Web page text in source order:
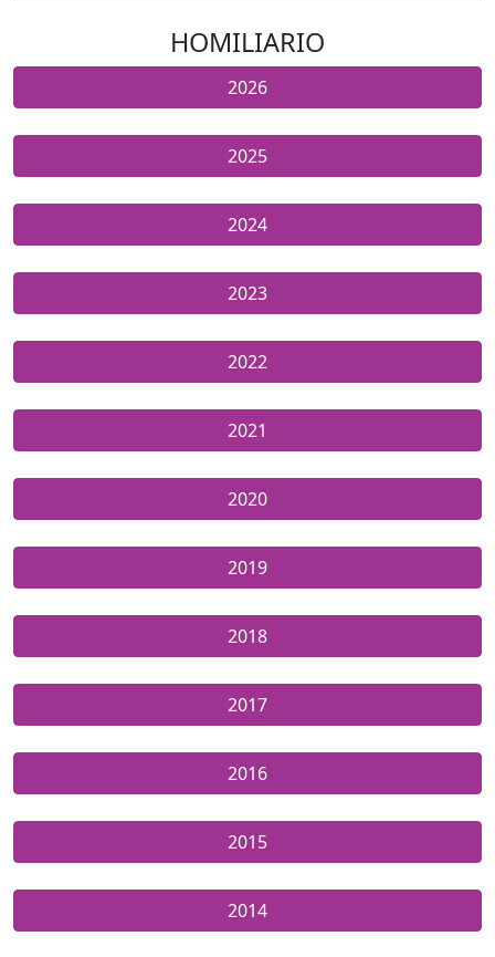
HOMILIARIO
2026
2025
2024
2023
2022
2021
2020
2019
2018
2017
2016
2015
2014